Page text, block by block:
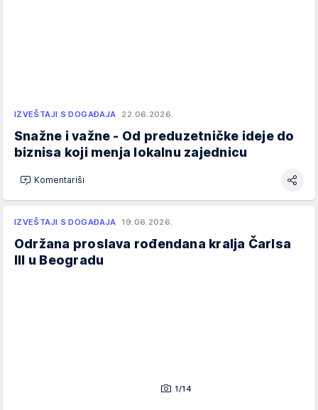
IZVEŠTAJI S DOGAĐAJA 22.06.2026.
Snažne i važne - Od preduzetničke ideje do
biznisa koji menja lokalnu zajednicu
Komentariši
IZVEŠTAJI S DOGAĐAJA 19.06.2026.
Održana proslava rođendana kralja Čarlsa
III u Beogradu
1/14